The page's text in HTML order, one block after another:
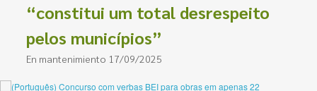
“constitui um total desrespeito
pelos municípios”
En mantenimiento 17/09/2025